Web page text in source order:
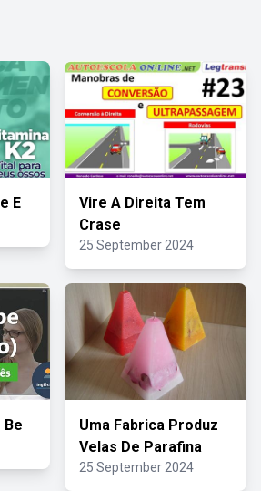
E
Vire A Direita Tem
Crase
25 September 2024
Uma Fabrica Produz
Velas De Parafina
25 September 2024